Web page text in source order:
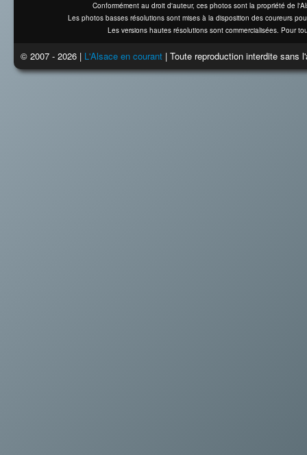
Conformément au droit d'auteur, ces photos sont la propriété de
Les photos basses résolutions sont mises à la disposition des coureurs
Les versions hautes résolutions sont commercialisées. Pour
© 2007 - 2026 | L'Alsace en courant | Toute reproduction interdite sans